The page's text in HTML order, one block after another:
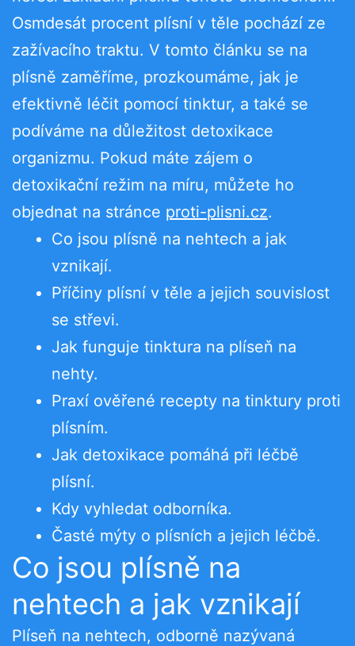
Osmdesát procent plísní v těle pochází ze
zažívacího traktu. V tomto článku se na
plísně zaměříme, prozkoumáme, jak je
efektivně léčit pomocí tinktur, a také se
podíváme na důležitost detoxikace
organizmu. Pokud máte zájem o
detoxikační režim na míru, můžete ho
objednat na stránce proti-plisni.cz.
Co jsou plísně na nehtech a jak
vznikají.
Příčiny plísní v těle a jejich souvislost
se střevi.
Jak funguje tinktura na plíseň na
nehty.
Praxí ověřené recepty na tinktury proti
plísním.
Jak detoxikace pomáhá při léčbě
plísní.
Kdy vyhledat odborníka.
Časté mýty o plísních a jejich léčbě.
Co jsou plísně na
nehtech a jak vznikají
Plíseň na nehtech, odborně nazývaná